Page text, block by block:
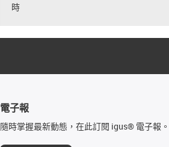
時
電子報
隨時掌握最新動態，在此訂閱 igus® 電子報。